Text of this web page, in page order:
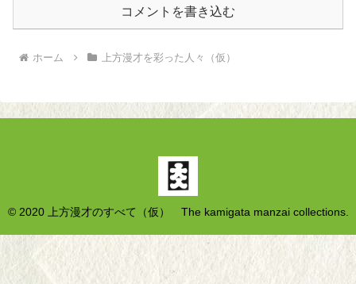
コメントを書き込む
ホーム 上方漫才を彩った人々（仮）
© 2020 上方漫才のすべて（仮） The kamigata manzai collections.